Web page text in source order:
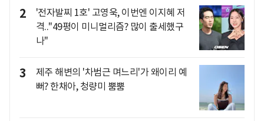
2
'전자발찌 1호' 고영욱, 이번엔 이지혜 저
격.."49평이 미니멀리즘? 많이 출세했구
나"
3
제주 해변의 '차범근 며느리'가 왜이리 예
뻐? 한채아, 청량미 뿜뿜